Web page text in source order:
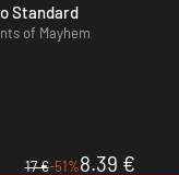
Standard
of Mayhem
17 €-51%8.39 €